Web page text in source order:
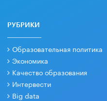
РУБРИКИ
Образовательная политика
Экономика
Качество образования
Интервести
Big data